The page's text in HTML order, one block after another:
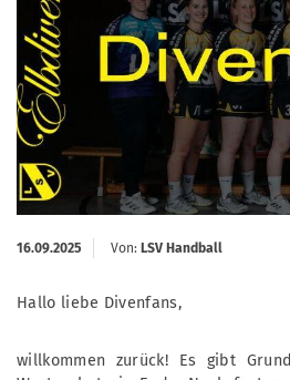
16.09.2025 Von: LSV Handball
Hallo liebe Divenfans,
willkommen zurück! Es gibt